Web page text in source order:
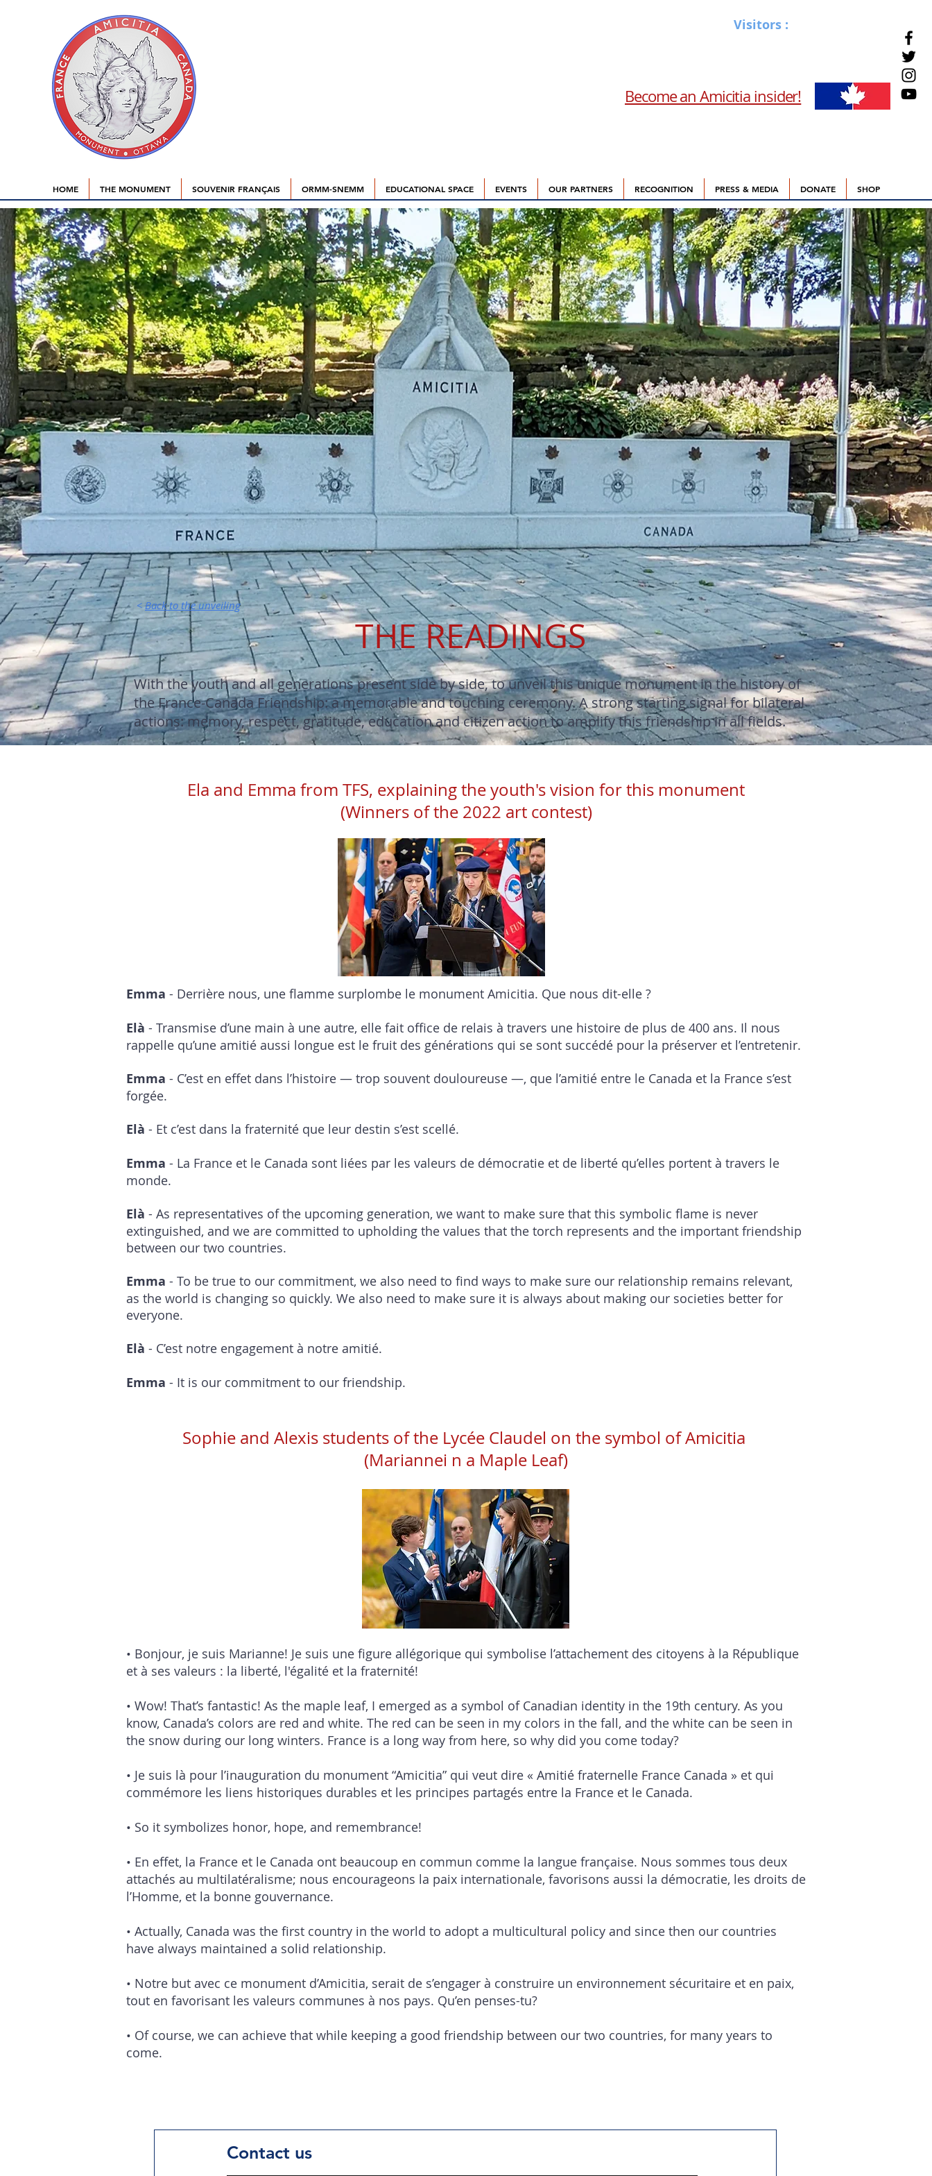
Visitors :
Become an Amicitia insider!
HOME THE MONUMENT SOUVENIR FRANÇAIS ORMM-SNEMM EDUCATIONAL SPACE EVENTS OUR PARTNERS RECOGNITION PRESS & MEDIA DONATE SHOP
<Back to the unveiling
THE READINGS
With the youth and all generations present side by side, to unveil this unique monument in the history of
the France-Canada Friendship: a memorable and touching ceremony. A strong starting signal for bilateral
actions: memory, respect, gratitude, education and citizen action to amplify this friendship in all fields.
Ela and Emma from TFS, explaining the youth's vision for this monument
(Winners of the 2022 art contest)
Emma - Derrière nous, une flamme surplombe le monument Amicitia. Que nous dit-elle ?
Elà - Transmise d’une main à une autre, elle fait office de relais à travers une histoire de plus de 400 ans. Il nous
rappelle qu’une amitié aussi longue est le fruit des générations qui se sont succédé pour la préserver et l’entretenir.
Emma - C’est en effet dans l’histoire — trop souvent douloureuse —, que l’amitié entre le Canada et la France s’est
forgée.
Elà - Et c’est dans la fraternité que leur destin s’est scellé.
Emma - La France et le Canada sont liées par les valeurs de démocratie et de liberté qu’elles portent à travers le
monde.
Elà - As representatives of the upcoming generation, we want to make sure that this symbolic flame is never
extinguished, and we are committed to upholding the values that the torch represents and the important friendship
between our two countries.
Emma - To be true to our commitment, we also need to find ways to make sure our relationship remains relevant,
as the world is changing so quickly. We also need to make sure it is always about making our societies better for
everyone.
Elà - C’est notre engagement à notre amitié.
Emma - It is our commitment to our friendship.
Sophie and Alexis students of the Lycée Claudel on the symbol of Amicitia
(Mariannei n a Maple Leaf)
• Bonjour, je suis Marianne! Je suis une figure allégorique qui symbolise l’attachement des citoyens à la République
et à ses valeurs : la liberté, l'égalité et la fraternité!
• Wow! That’s fantastic! As the maple leaf, I emerged as a symbol of Canadian identity in the 19th century. As you
know, Canada’s colors are red and white. The red can be seen in my colors in the fall, and the white can be seen in
the snow during our long winters. France is a long way from here, so why did you come today?
• Je suis là pour l’inauguration du monument “Amicitia” qui veut dire « Amitié fraternelle France Canada » et qui
commémore les liens historiques durables et les principes partagés entre la France et le Canada.
• So it symbolizes honor, hope, and remembrance!
• En effet, la France et le Canada ont beaucoup en commun comme la langue française. Nous sommes tous deux
attachés au multilatéralisme; nous encourageons la paix internationale, favorisons aussi la démocratie, les droits de
l’Homme, et la bonne gouvernance.
• Actually, Canada was the first country in the world to adopt a multicultural policy and since then our countries
have always maintained a solid relationship.
• Notre but avec ce monument d’Amicitia, serait de s’engager à construire un environnement sécuritaire et en paix,
tout en favorisant les valeurs communes à nos pays. Qu’en penses-tu?
• Of course, we can achieve that while keeping a good friendship between our two countries, for many years to
come.
Contact us